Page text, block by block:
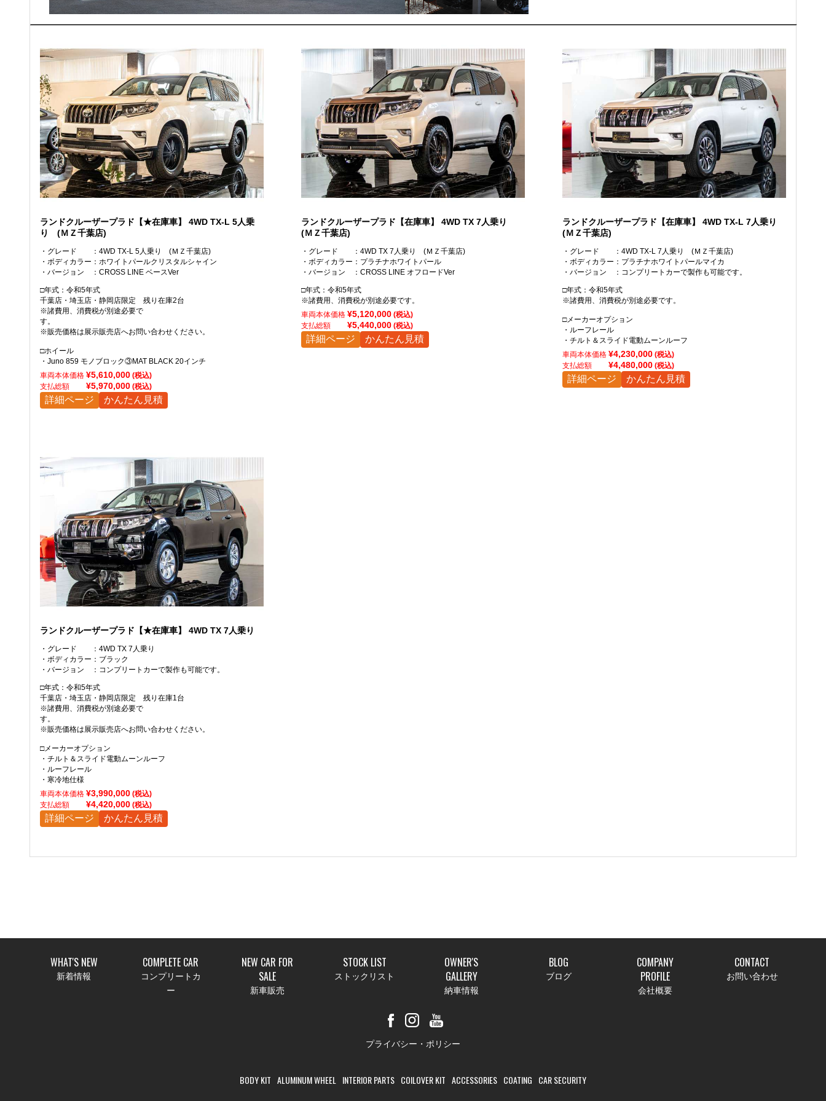
ランドクルーザープラド【★在庫車】 4WD TX-L 5人乗
り (ＭＺ千葉店)
・グレード
：4WD TX-L 5人乗り (ＭＺ千葉店)
・ボディカラー ：ホワイトパールクリスタルシャイン
・バージョン
：CROSS LINE ベースVer
□年式：令和5年式
千葉店・埼玉店・静岡店限定 残り在庫2台
※諸費用、消費税が別途必要で
す。
※販売価格は展示販売店へお問い合わせください。
□ホイール
・Juno 859 モノブロック③MAT BLACK 20インチ
車両本体価格 ¥5,610,000 (税込)
支払総額 ¥5,970,000 (税込)
詳細ページ かんたん見積
ランドクルーザープラド【在庫車】4WD TX 7人乗り
(ＭＺ千葉店)
・グレード
：4WD TX 7人乗り (ＭＺ千葉店)
・ボディカラー ：プラチナホワイトパール
・バージョン
：CROSS LINE オフロードVer
□年式：令和5年式
※諸費用、消費税が別途必要です。
車両本体価格¥5,120,000 (税込)
支払総額¥5,440,000 (税込)
詳細ページ かんたん見積
ランドクルーザープラド【在庫車】4WD TX-L 7人乗り
(ＭＺ千葉店)
・グレード
：4WD TX-L 7人乗り (ＭＺ千葉店)
・ボディカラー ：プラチナホワイトパールマイカ
・バージョン
：コンプリートカーで製作も可能です。
□年式：令和5年式
※諸費用、消費税が別途必要です。
□メーカーオプション
・ルーフレール
・チルト＆スライド電動ムーンルーフ
車両本体価格¥4,230,000 (税込)
支払総額¥4,480,000 (税込)
詳細ページ かんたん見積
ランドクルーザープラド【★在庫車】 4WD TX 7人乗り
・グレード
：4WD TX 7人乗り
・ボディカラー ：ブラック
・バージョン
：コンプリートカーで製作も可能です。
□年式：令和5年式
千葉店・埼玉店・静岡店限定 残り在庫1台
※諸費用、消費税が別途必要で
す。
※販売価格は展示販売店へお問い合わせください。
□メーカーオプション
・チルト＆スライド電動ムーンルーフ
・ルーフレール
・寒冷地仕様
車両本体価格 ¥3,990,000 (税込)
支払総額 ¥4,420,000 (税込)
詳細ページ かんたん見積
WHAT'S NEW
新着情報
COMPLETE CAR
コンプリートカ
ー
NEW CAR FOR
SALE
新車販売
STOCK LIST
ストックリスト
OWNER'S
GALLERY
納車情報
BLOG
ブログ
COMPANY
PROFILE
会社概要
CONTACT
お問い合わせ
プライバシー・ポリシー
BODY KIT ALUMINUM WHEEL INTERIOR PARTS COILOVER KIT ACCESSORIES COATING CAR SECURITY